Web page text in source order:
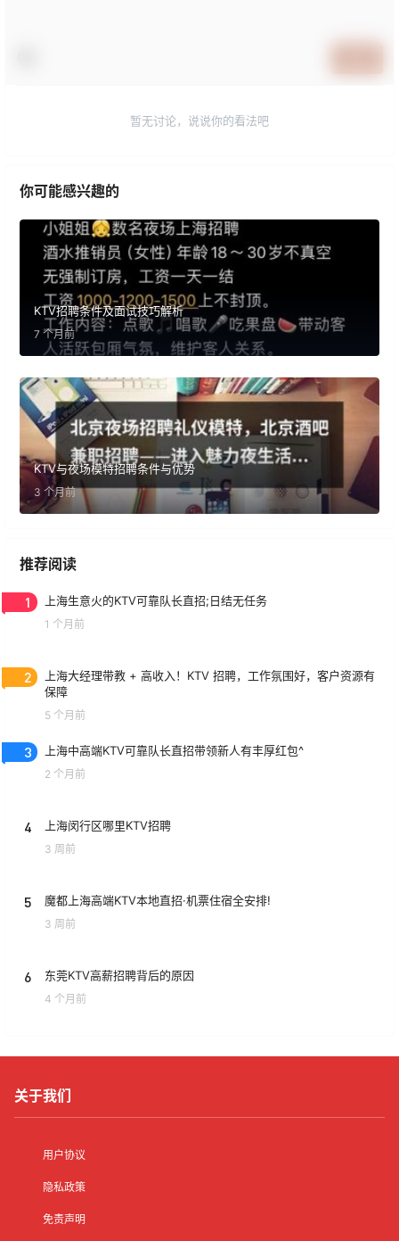
暂无讨论，说说你的看法吧
你可能感兴趣的
KTV招聘条件及面试技巧解析
7 个月前
KTV与夜场模特招聘条件与优势
3 个月前
推荐阅读
1 上海生意火的KTV可靠队长直招;日结无任务
1 个月前
2
上海大经理带教 + 高收入！KTV 招聘，工作氛围好，客户资源有
保障
5 个月前
3 上海中高端KTV可靠队长直招带领新人有丰厚红包^
2 个月前
4 上海闵行区哪里KTV招聘
3 周前
5 魔都上海高端KTV本地直招·机票住宿全安排!
3 周前
6 东莞KTV高薪招聘背后的原因
4 个月前
关于我们
用户协议
隐私政策
免责声明